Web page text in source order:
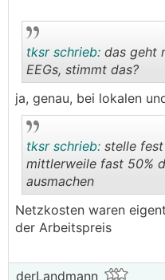
..
tksr schrieb: das geht
EEGs, stimmt das?
ja, genau, bei lokalen
..
tksr schrieb: stelle
mittlerweile fast 50%
ausmachen
Netzkosten waren
der Arbeitspreis
derLandmann